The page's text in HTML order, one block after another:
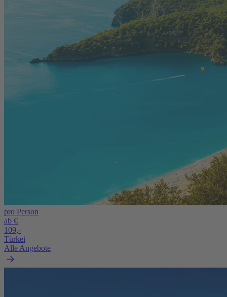
pro Person
ab €
109,-
Türkei
Alle Angebote